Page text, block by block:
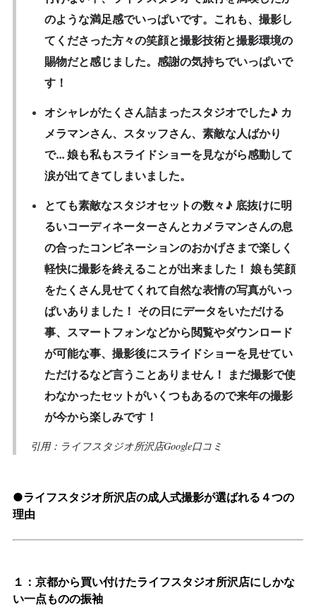
のような満足感でいっぱいです。これも、撮影し
てくださった方々の笑顔と撮影技術と撮影環境の
賜物だと感じました。感謝の気持ちでいっぱいで
す！
オシャレがたくさん詰まったスタジオでした♪ カ
メラマンさん、スタッフさん、素敵な人ばかり
で… 娘も私もスライドショーを見ながら感動して
涙が出てきてしまいました。
とても素敵なスタジオセットの数々♪ 底抜けに明
るいコーディネーターさんとカメラマンさんの息
の合ったコンビネーションのおかげさまで楽しく
軽快に撮影を終えることが出来ました！ 娘も笑顔
をたくさん見せてくれて自然な表情の写真がいっ
ぱいありました！ その日にデータをいただける
事、スマートフォンなどから閲覧やダウンロード
が可能な事、撮影後にスライドショーを見せてい
ただけるなど言うことありません！ まだ撮影で使
わなかったセットがいくつもあるので来年の撮影
が今から楽しみです！
引用：ライフスタジオ所沢店Google口コミ
●ライフスタジオ所沢店の成人式撮影が選ばれる４つの
理由
１：京都から買い付けたライフスタジオ所沢店にしかな
い一点ものの振袖